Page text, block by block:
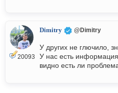
20093
Dimitry @Dimitry
У других не глючило,
У нас есть
видно есть ли